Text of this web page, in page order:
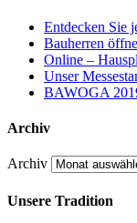
Entdecken Sie
Bauherren
Online –
Unser
BAWOGA
Archiv
Archiv
Unsere Tradition